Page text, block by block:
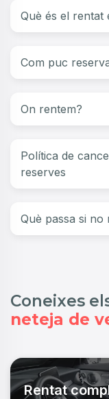
Què és el rentat
Com puc
On rentem?
Política de
reserves
Què passa si no
Coneixes
neteja de
Rentat